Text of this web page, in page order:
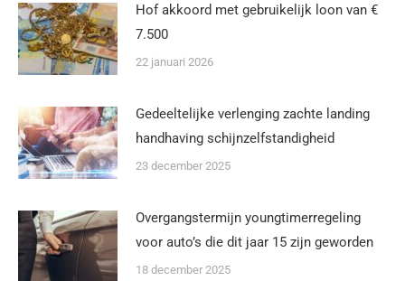
Hof akkoord met gebruikelijk loon van €
7.500
22 januari 2026
Gedeeltelijke verlenging zachte landing
handhaving schijnzelfstandigheid
23 december 2025
Overgangstermijn youngtimerregeling
voor auto’s die dit jaar 15 zijn geworden
18 december 2025